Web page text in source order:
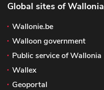
Global sites of Wallonia
Wallonie.be
Walloon government
Public service of Wallonia
Wallex
Geoportal